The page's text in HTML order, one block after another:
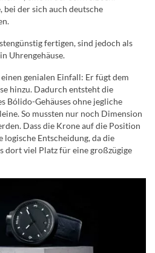
der sich auch deutsche
fertigen, sind jedoch als
Uhrengehäuse.
genialen Einfall: Er fügt dem
hinzu. Dadurch entsteht die
Bólido-Gehäuses ohne jegliche
So mussten nur noch Dimension
Dass die Krone auf die Position
Entscheidung, da die
dort viel Platz für eine großzügige